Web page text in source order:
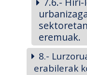
eremuak.
8.-
erabilerak